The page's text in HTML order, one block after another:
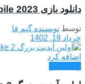
دانلود بازی eFootball Mobile 2023 برای اندروید
توسط نویسنده گیم فا
خرداد 19, 1402